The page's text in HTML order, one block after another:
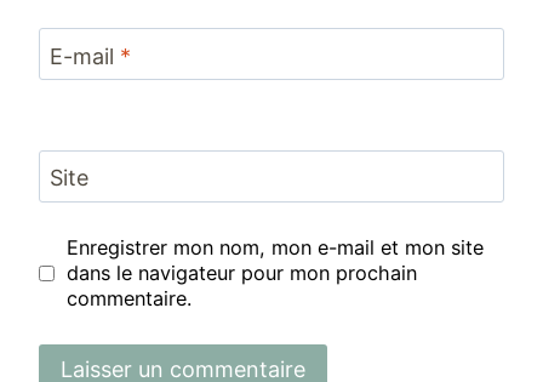
E-mail *
Site
Enregistrer mon nom, mon e-mail et mon site
dans le navigateur pour mon prochain
commentaire.